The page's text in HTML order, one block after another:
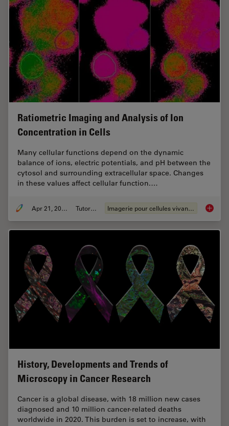
Ratiometric Imaging and Analysis of Ion
Concentration in Cells
Many cellular functions depend on the dynamic
balance of ions, electric potentials, and pH between the
cytosol and surrounding extracellular space. Changes
in these values affect cellular function.…
Apr 21, 2026 Tutoriel Imagerie pour cellules vivantes
History, Developments and Trends of
Microscopy in Cancer Research
Cancer is a global disease, with 18 million new cases
diagnosed and 10 million cancer-related deaths
worldwide in 2020. This burden is set to increase, with